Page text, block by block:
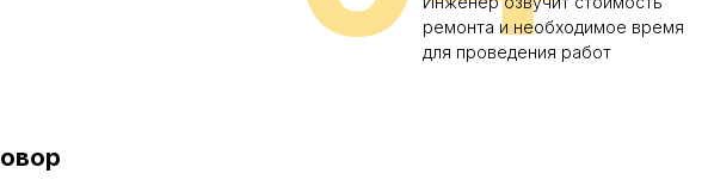
ремонта и необходимое время
для проведения работ